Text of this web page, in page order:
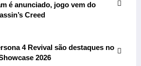
é anunciado, jogo vem do
Creed
4 Revival são destaques no
2026